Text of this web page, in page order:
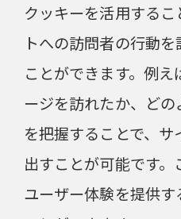
クッキーを活用する
トへの訪問者の行動
ことができます。例
ージを訪れたか、ど
を把握することで、
出すことが可能です
ユーザー体験を提供